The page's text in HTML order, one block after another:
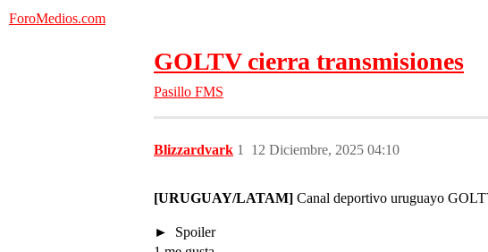
ForoMedios.com
GOLTV cierra transmisiones
Pasillo FMS
Blizzardvark 12 Diciembre, 2025 04:10
1
[URUGUAY/LATAM] Canal deportivo uruguayo
Spoiler